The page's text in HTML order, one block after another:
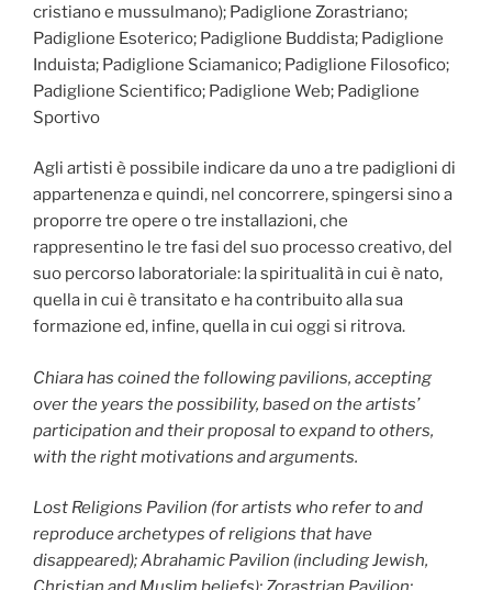
cristiano e mussulmano); Padiglione Zorastriano;
Padiglione Esoterico; Padiglione Buddista; Padiglione
Induista; Padiglione Sciamanico; Padiglione Filosofico;
Padiglione Scientifico; Padiglione Web; Padiglione
Sportivo
Agli artisti è possibile indicare da uno a tre padiglioni di
appartenenza e quindi, nel concorrere, spingersi sino a
proporre tre opere o tre installazioni, che
rappresentino le tre fasi del suo processo creativo, del
suo percorso laboratoriale: la spiritualità in cui è nato,
quella in cui è transitato e ha contribuito alla sua
formazione ed, infine, quella in cui oggi si ritrova.
Chiara has coined the following pavilions, accepting
over the years the possibility, based on the artists’
participation and their proposal to expand to others,
with the right motivations and arguments.
Lost Religions Pavilion (for artists who refer to and
reproduce archetypes of religions that have
disappeared); Abrahamic Pavilion (including Jewish,